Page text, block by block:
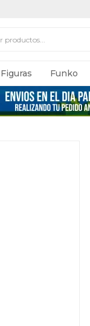
Figuras Funko